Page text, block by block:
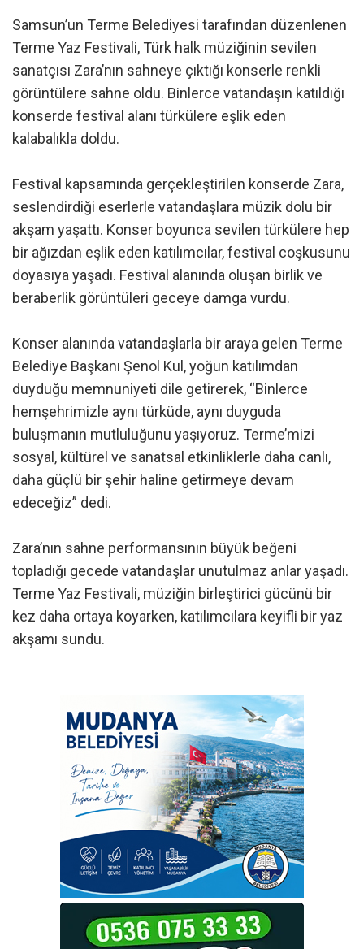
Samsun’un Terme Belediyesi tarafından düzenlenen
Terme Yaz Festivali, Türk halk müziğinin sevilen
sanatçısı Zara’nın sahneye çıktığı konserle renkli
görüntülere sahne oldu. Binlerce vatandaşın katıldığı
konserde festival alanı türkülere eşlik eden
kalabalıkla doldu.
Festival kapsamında gerçekleştirilen konserde Zara,
seslendirdiği eserlerle vatandaşlara müzik dolu bir
akşam yaşattı. Konser boyunca sevilen türkülere hep
bir ağızdan eşlik eden katılımcılar, festival coşkusunu
doyasıya yaşadı. Festival alanında oluşan birlik ve
beraberlik görüntüleri geceye damga vurdu.
Konser alanında vatandaşlarla bir araya gelen Terme
Belediye Başkanı Şenol Kul, yoğun katılımdan
duyduğu memnuniyeti dile getirerek, “Binlerce
hemşehrimizle aynı türküde, aynı duyguda
buluşmanın mutluluğunu yaşıyoruz. Terme’mizi
sosyal, kültürel ve sanatsal etkinliklerle daha canlı,
daha güçlü bir şehir haline getirmeye devam
edeceğiz” dedi.
Zara’nın sahne performansının büyük beğeni
topladığı gecede vatandaşlar unutulmaz anlar yaşadı.
Terme Yaz Festivali, müziğin birleştirici gücünü bir
kez daha ortaya koyarken, katılımcılara keyifli bir yaz
akşamı sundu.